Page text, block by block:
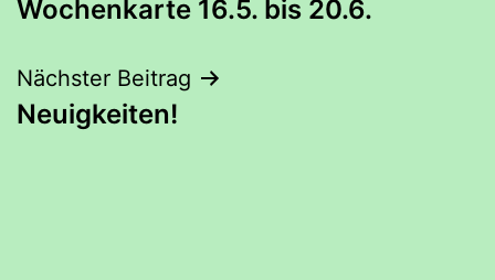
Navigation
Wochenkarte 16.5. bis 20.6.
Nächster Beitrag
Neuigkeiten!